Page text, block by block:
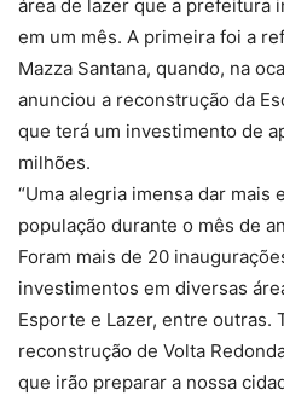
área de lazer que a prefeitura
em um mês. A primeira foi a
Mazza Santana, quando, na
anunciou a reconstrução da
que terá um investimento de
milhões.
“Uma alegria imensa dar mais
população durante o mês de
Foram mais de 20
investimentos em diversas
Esporte e Lazer, entre outras.
reconstrução de Volta
que irão preparar a nossa